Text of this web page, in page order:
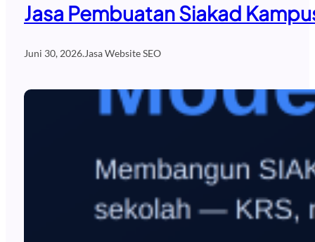
Jasa Pembuatan Siakad
Juni 30, 2026.Jasa Website SEO